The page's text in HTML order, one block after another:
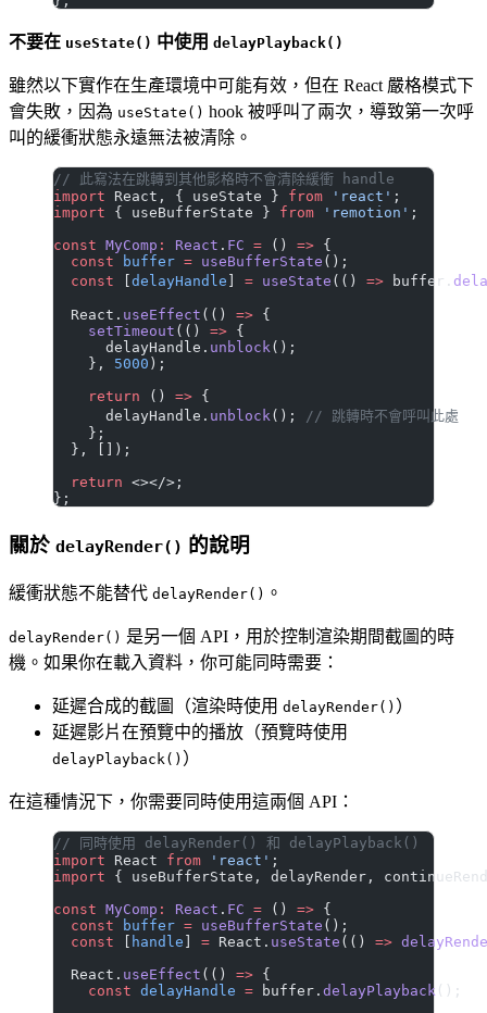
不要在 useState() 中使用 delayPlayback()
雖然以下實作在生產環境中可能有效，但在 React 嚴格模式下
會失敗，因為 useState() hook 被呼叫了兩次，導致第一次呼
叫的緩衝狀態永遠無法被清除。
// 此寫法在跳轉到其他影格時不會清除緩衝 handle
import React, { useState } from 'react' ;
import { useBufferState } from 'remotion' ;
const MyComp : React . FC = () => {
  const
buffer = useBufferState ();
  const
delayHandle = useState (() => buffer.
  React.
useEffect (() => {
    setTimeout
(() => {
      delayHandle.
unblock();
    },
5000 );
    return
() => {
      delayHandle.
unblock();
// 跳轉時不會呼叫此處
    };
  }, []);
  return
<></>;
};
關於 delayRender() 的說明
緩衝狀態不能替代 delayRender() 。
delayRender() 是另一個 API，用於控制渲染期間截圖的時
機。如果你在載入資料，你可能同時需要：
延遲合成的截圖（渲染時使用 delayRender() ）
延遲影片在預覽中的播放（預覽時使用
delayPlayback() ）
在這種情況下，你需要同時使用這兩個 API：
// 同時使用 delayRender() 和 delayPlayback()
import React from 'react' ;
import { useBufferState, delayRender,
const MyComp : React . FC = () => {
  const
buffer = useBufferState ();
  const
handle = React. useState (() =>
  React.
useEffect (() => {
    const
delayHandle = buffer. delayPlayback ();